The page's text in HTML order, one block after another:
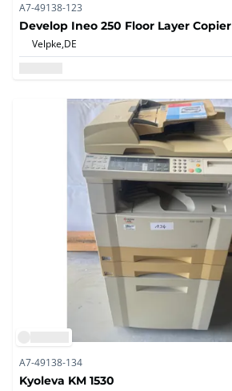
A7-49138-123
Develop Ineo 250 Floor Layer Copier
Velpke,DE
A7-49138-134
Kyoleva KM 1530